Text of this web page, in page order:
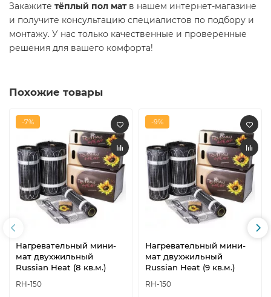
Закажите тёплый пол матв нашем интернет-магазине
и получите консультацию специалистов по подбору и
монтажу. У нас только качественные и проверенные
решения для вашего комфорта!
Похожие товары
-7%
Нагревательный мини-
мат двухжильный
Russian Heat (8 кв.м.)
RH-150
-9%
Нагревательный мини-
мат двухжильный
Russian Heat (9 кв.м.)
RH-150